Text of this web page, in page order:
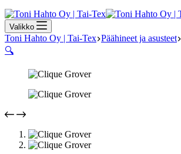
Valikko
Toni Hahto Oy | Tai-Tex Päähineet ja asusteet
🔍